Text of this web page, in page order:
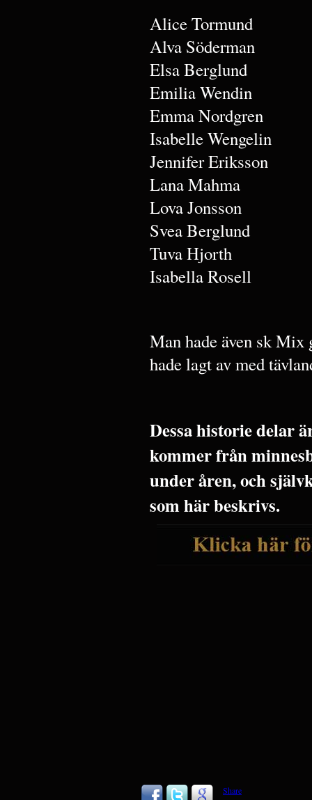
Alice Tormund
Alva Söderman
Elsa Berglund
Emilia Wendin
Emma Nordgren
Isabelle Wengelin
Jennifer Eriksson
Lana Mahma
Lova Jonsson
Svea Berglund
Tuva Hjorth
Isabella Rosell
Man hade även sk Mix
hade lagt av med
Dessa historie delar
kommer från
under åren, och
som här beskrivs.
Share